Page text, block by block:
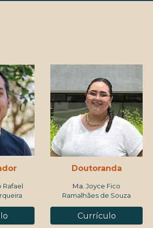
Rafael
Doutoranda
Ma. Joyce Fico
Ramalhães de Souza
Currículo